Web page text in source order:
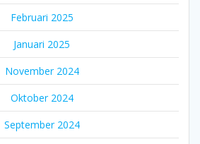
Februari 2025
Januari 2025
November 2024
Oktober 2024
September 2024